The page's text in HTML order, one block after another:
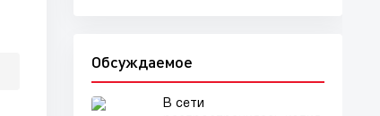
Обсуждаемое
В сети